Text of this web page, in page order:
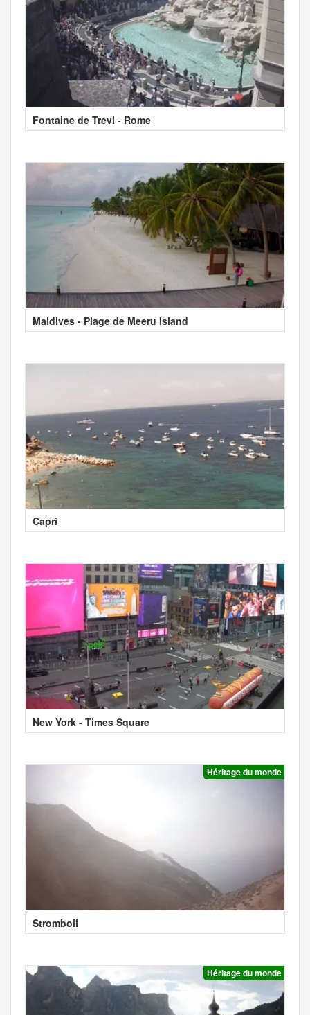
Fontaine de Trevi - Rome
Maldives - Plage de Meeru Island
Capri
New York - Times Square
Héritage du monde
Stromboli
Héritage du monde